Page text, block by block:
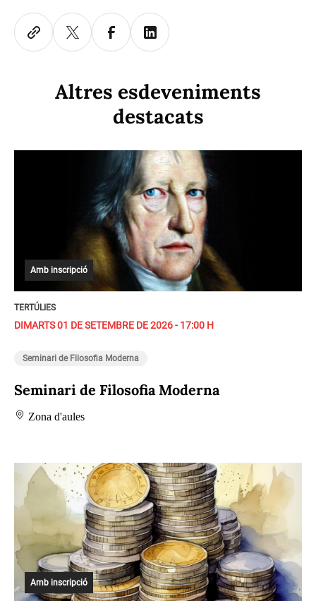
Altres esdeveniments
destacats
Amb inscripció
TERTÚLIES
DIMARTS 01 DE SETEMBRE DE 2026 - 17:00 H
Seminari de Filosofia Moderna
Seminari de Filosofia Moderna
Zona d'aules
Amb inscripció